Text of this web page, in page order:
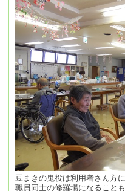
豆まきの鬼役は利用者さん方
職員同士の修羅場になること